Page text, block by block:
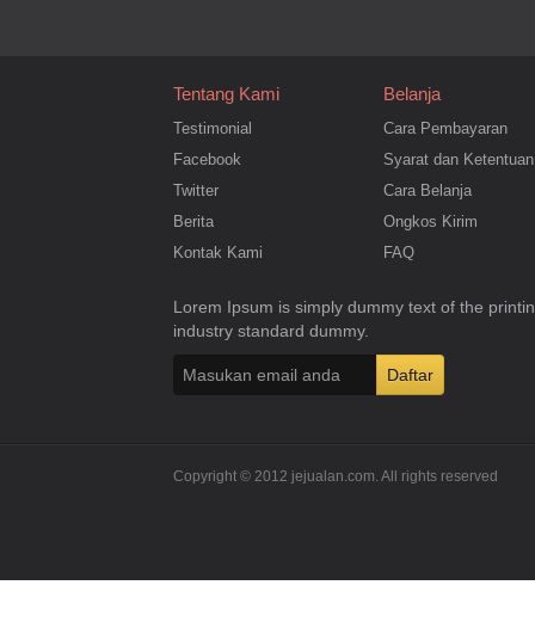
Tentang Kami
Testimonial
Facebook
Twitter
Berita
Kontak Kami
Belanja
Cara Pembayaran
Syarat dan Ketentuan
Cara Belanja
Ongkos Kirim
FAQ
Lorem Ipsum is simply dummy text of the
industry standard dummy.
Copyright © 2012 jejualan.com. All rights reserved